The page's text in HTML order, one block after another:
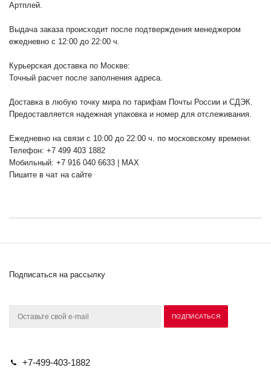
Артплей.
Выдача заказа происходит после подтверждения менеджером
ежедневно с 12:00 до 22:00 ч.
Курьерская доставка по Москве:
Точный расчет после заполнения адреса.
Доставка в любую точку мира по тарифам Почты России и СДЭК.
Предоставляется надежная упаковка и номер для отслеживания.
Ежедневно на связи с 10:00 до 22:00 ч. по московскому времени.
Телефон: +7 499 403 1882
Мобильный: +7 916 040 6633 | MAX
Пишите в чат на сайте
Подписаться на рассылку
+7-499-403-1882